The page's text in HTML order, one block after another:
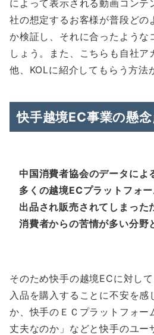
によって表示される動画コンテ
社の想定するお客様が普段どの
か検証し、それに合ったような
しょう。また、こちらも自社ア
他、KOLに紹介してもらう方法
快手越境EC事業の懸念
中国消費者協会のデータによ
多くの越境ECプラットフォ
出品され販売されてしまった
消費者からの苦情が多い分野
そのため快手の越境ECに対し
入品を購入することに不安を感
か、快手のＥＣプラットフォー
丈夫なのか」などと快手のユー